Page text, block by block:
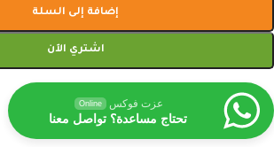
إضافة إلى السلة
اشتري الآن
عزت فوكس Online
تحتاج مساعدة؟ تواصل معنا